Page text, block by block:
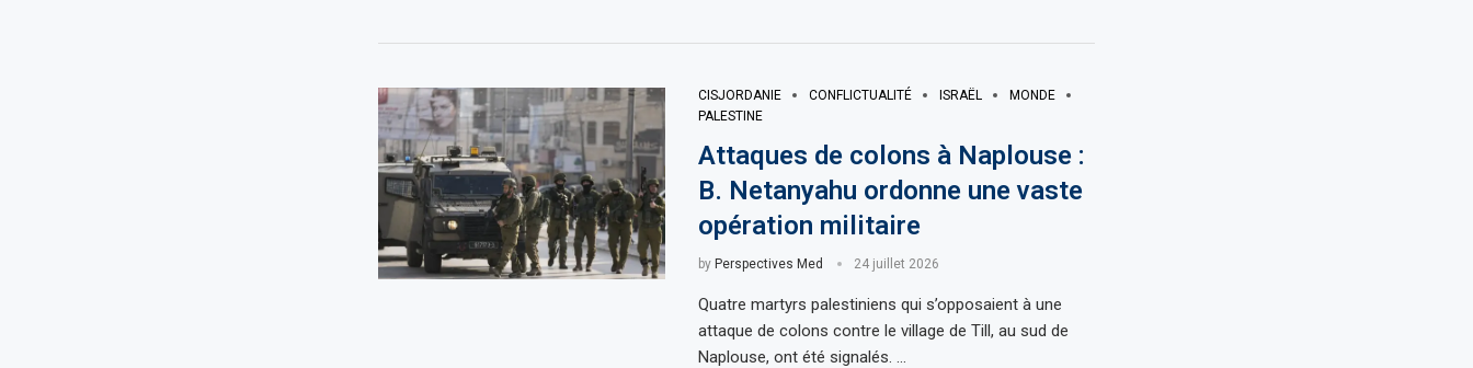
CISJORDANIE CONFLICTUALITÉ ISRAËL
MONDE
PALESTINE
Attaques de colons à Naplouse :
B. Netanyahu ordonne une vaste
opération militaire
by Perspectives Med 24 juillet 2026
Quatre martyrs palestiniens qui s’opposaient à une
attaque de colons contre le village de Till, au sud de
Naplouse, ont été signalés. …